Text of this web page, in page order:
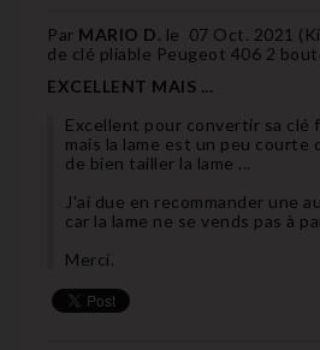
Par MARIO D. le 07 Oct. 2021 (
de clé pliable Peugeot 406 2
EXCELLENT MAIS ...
Excellent pour convertir sa clé
mais la lame est un peu courte
de bien tailler la lame ...
J'ai due en recommander une
car la lame ne se vends pas à
Merci.